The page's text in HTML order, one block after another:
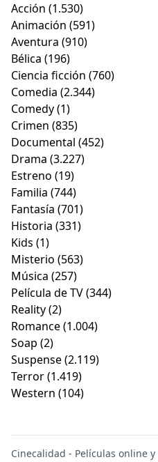
Acción (1.530)
Animación (591)
Aventura (910)
Bélica (196)
Ciencia ficción (760)
Comedia (2.344)
Comedy(1)
Crimen (835)
Documental (452)
Drama (3.227)
Estreno (19)
Familia (744)
Fantasía (701)
Historia (331)
Kids (1)
Misterio (563)
Música (257)
Película de TV(344)
Reality(2)
Romance(1.004)
Soap (2)
Suspense(2.119)
Terror(1.419)
Western (104)
Cinecalidad - Películas online